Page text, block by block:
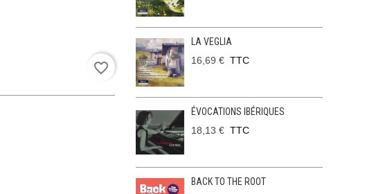
favorite_border
LA VEGLIA
16,69 € TTC
ÉVOCATIONS IBÉRIQUES
18,13 € TTC
BACK TO THE ROOT